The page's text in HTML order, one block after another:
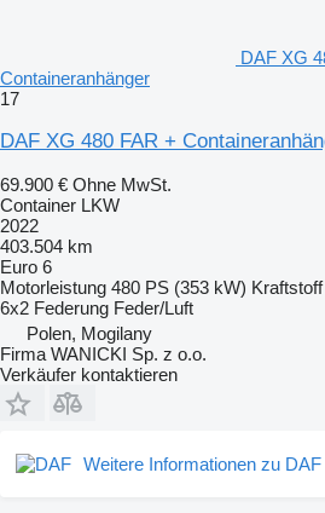
DAF XG
Containeranhänger
17
DAF XG 480 FAR +
69.900 € Ohne MwSt.
Container LKW
2022
403.504 km
Euro 6
Motorleistung 480 PS (353 kW) Kraftstoff
6x2 Federung Feder/Luft
Polen, Mogilany
Firma WANICKI Sp. z o.o.
Verkäufer kontaktieren
Weitere Informationen zu DAF